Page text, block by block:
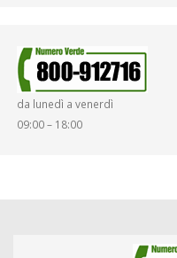
da lunedì a venerdì
09:00 – 18:00